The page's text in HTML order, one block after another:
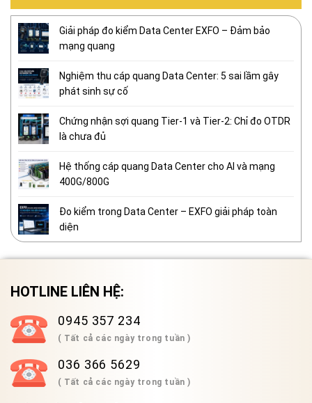
Giải pháp đo kiểm Data Center EXFO – Đảm bảo
mạng quang
Nghiệm thu cáp quang Data Center: 5 sai lầm gây
phát sinh sự cố
Chứng nhận sợi quang Tier-1 và Tier-2: Chỉ đo OTDR
là chưa đủ
Hệ thống cáp quang Data Center cho AI và mạng
400G/800G
Đo kiểm trong Data Center – EXFO giải pháp toàn
diện
HOTLINE LIÊN HỆ:
0945 357 234
( Tất cả các ngày trong tuần )
036 366 5629
( Tất cả các ngày trong tuần )